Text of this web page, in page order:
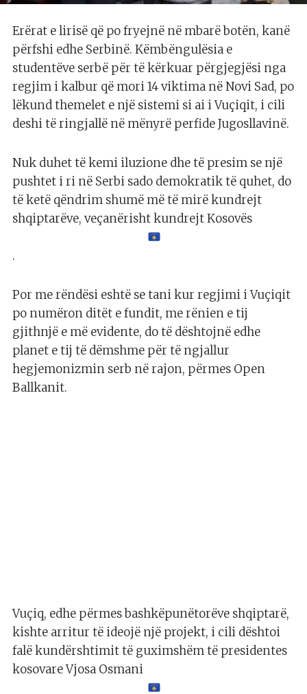
Erërat e lirisë që po fryejnë në mbarë botën, kanë
përfshi edhe Serbinë. Këmbëngulësia e
studentëve serbë për të kërkuar përgjegjësi nga
regjim i kalbur që mori 14 viktima në Novi Sad, po
lëkund themelet e një sistemi si ai i Vuçiqit, i cili
deshi të ringjallë në mënyrë perfide Jugosllavinë.
Nuk duhet të kemi iluzione dhe të presim se një
pushtet i ri në Serbi sado demokratik të quhet, do
të ketë qëndrim shumë më të mirë kundrejt
shqiptarëve, veçanërisht kundrejt Kosovës
.
Por me rëndësi eshtë se tani kur regjimi i Vuçiqit
po numëron ditët e fundit, me rënien e tij
gjithnjë e më evidente, do të dështojnë edhe
planet e tij të dëmshme për të ngjallur
hegjemonizmin serb në rajon, përmes Open
Ballkanit.
Vuçiq, edhe përmes bashkëpunëtorëve shqiptarë,
kishte arritur të ideojë një projekt, i cili dështoi
falë kundërshtimit të guximshëm të presidentes
kosovare Vjosa Osmani